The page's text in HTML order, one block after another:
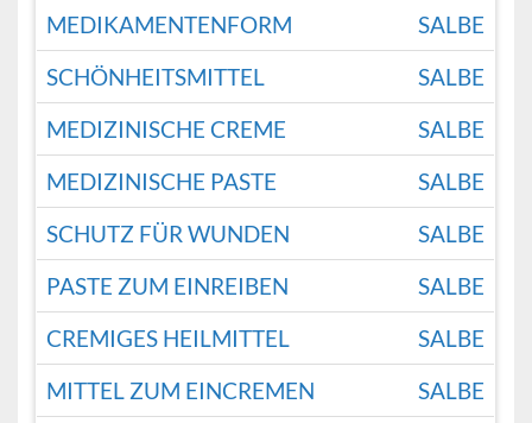
MEDIKAMENTENFORM
SALBE
SCHÖNHEITSMITTEL
SALBE
MEDIZINISCHE CREME
SALBE
MEDIZINISCHE PASTE
SALBE
SCHUTZ FÜR WUNDEN
SALBE
PASTE ZUM EINREIBEN
SALBE
CREMIGES HEILMITTEL
SALBE
MITTEL ZUM EINCREMEN
SALBE